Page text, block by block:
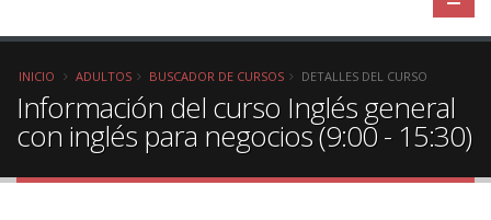
INICIO ADULTOS BUSCADOR DE CURSOS DETALLES DEL CURSO
Información del curso Inglés general
con inglés para negocios (9:00 - 15:30)